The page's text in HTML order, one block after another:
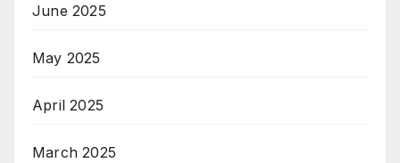
June 2025
May 2025
April 2025
March 2025